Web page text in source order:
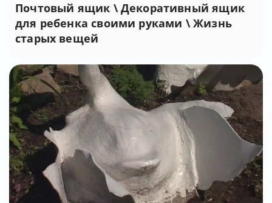
Почтовый ящик \ Декоративный ящик
для ребенка своими руками \ Жизнь
старых вещей